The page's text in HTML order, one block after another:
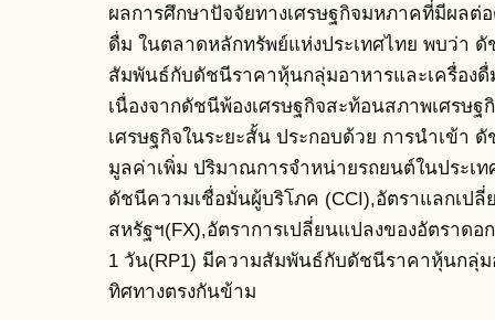
ผลการศึกษาปัจจัยทางเศรษฐกิจมหภาคที่มีผลต่
ดื่ม ในตลาดหลักทรัพย์แห่งประเทศไทย พบว่า ดั
สัมพันธ์กับดัชนีราคาหุ้นกลุ่มอาหารและเครื่อง
เนื่องจากดัชนีพ้องเศรษฐกิจสะท้อนสภาพเศรษ
เศรษฐกิจในระยะสั้น ประกอบด้วย การนำเข้า
มูลค่าเพิ่ม ปริมาณการจำหน่ายรถยนต์ในประเ
ดัชนีความเชื่อมั่นผู้บริโภค (CCI),อัตราแลกเปลี่
สหรัฐฯ(FX),อัตราการเปลี่ยนแปลงของอัตราด
1 วัน(RP1) มีความสัมพันธ์กับดัชนีราคาหุ้นกลุ่ม
ทิศทางตรงกันข้าม